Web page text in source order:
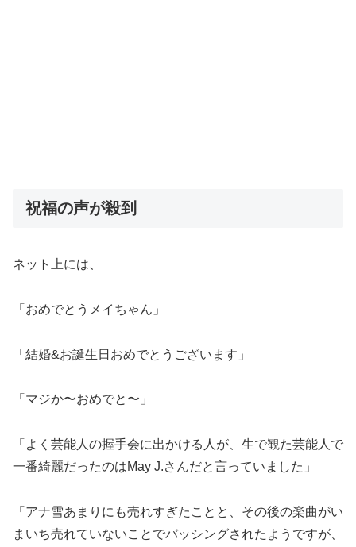
祝福の声が殺到
ネット上には、
「おめでとうメイちゃん」
「結婚&お誕生日おめでとうございます」
「マジか〜おめでと〜」
「よく芸能人の握手会に出かける人が、生で観た芸能人で
一番綺麗だったのはMay J.さんだと言っていました」
「アナ雪あまりにも売れすぎたことと、その後の楽曲がい
まいち売れていないことでバッシングされたようですが、